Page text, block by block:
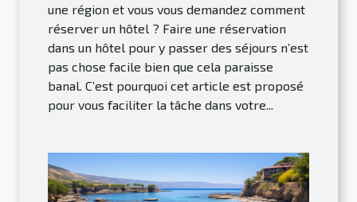
une région et vous vous demandez comment
réserver un hôtel ? Faire une réservation
dans un hôtel pour y passer des séjours n’est
pas chose facile bien que cela paraisse
banal. C’est pourquoi cet article est proposé
pour vous faciliter la tâche dans votre...